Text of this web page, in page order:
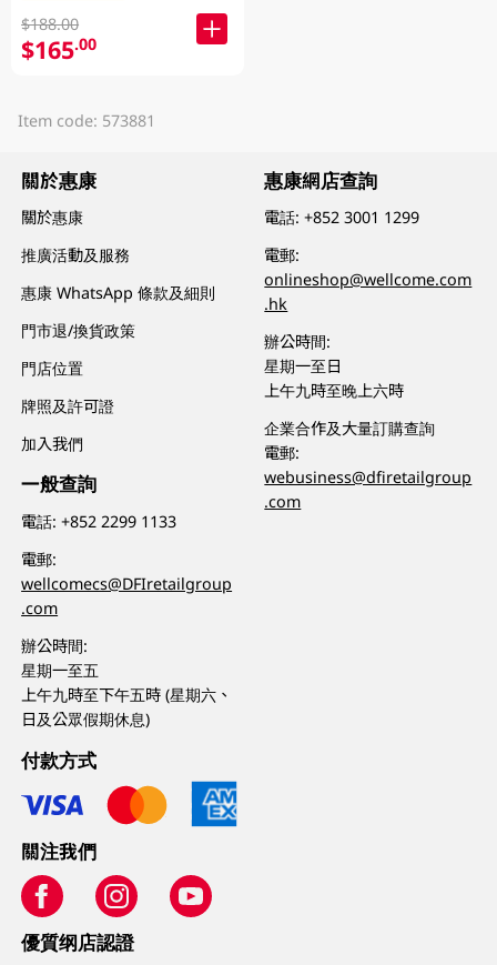
$188.00
$165.00
Item code: 573881
關於惠康
關於惠康
推廣活動及服務
惠康 WhatsApp 條款及細則
門市退/換貨政策
門店位置
牌照及許可證
加入我們
一般查詢
電話:+852 2299 1133
電郵:
wellcomecs@DFIretailgroup
.com
辦公時間:
星期一至五
上午九時至下午五時 (星期六、
日及公眾假期休息)
惠康網店查詢
電話:+852 3001 1299
電郵:
onlineshop@wellcome.com
.hk
辦公時間:
星期一至日
上午九時至晚上六時
企業合作及大量訂購查詢
電郵:
webusiness@dfiretailgroup
.com
付款方式
關注我們
優質纲店認證